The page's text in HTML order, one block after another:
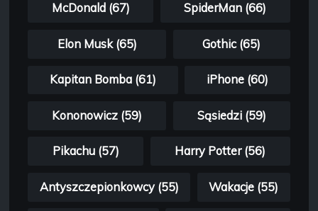
McDonald (67) SpiderMan (66)
Elon Musk (65) Gothic (65)
Kapitan Bomba (61) iPhone (60)
Kononowicz (59) Sąsiedzi (59)
Pikachu (57) Harry Potter (56)
Antyszczepionkowcy (55) Wakacje (55)